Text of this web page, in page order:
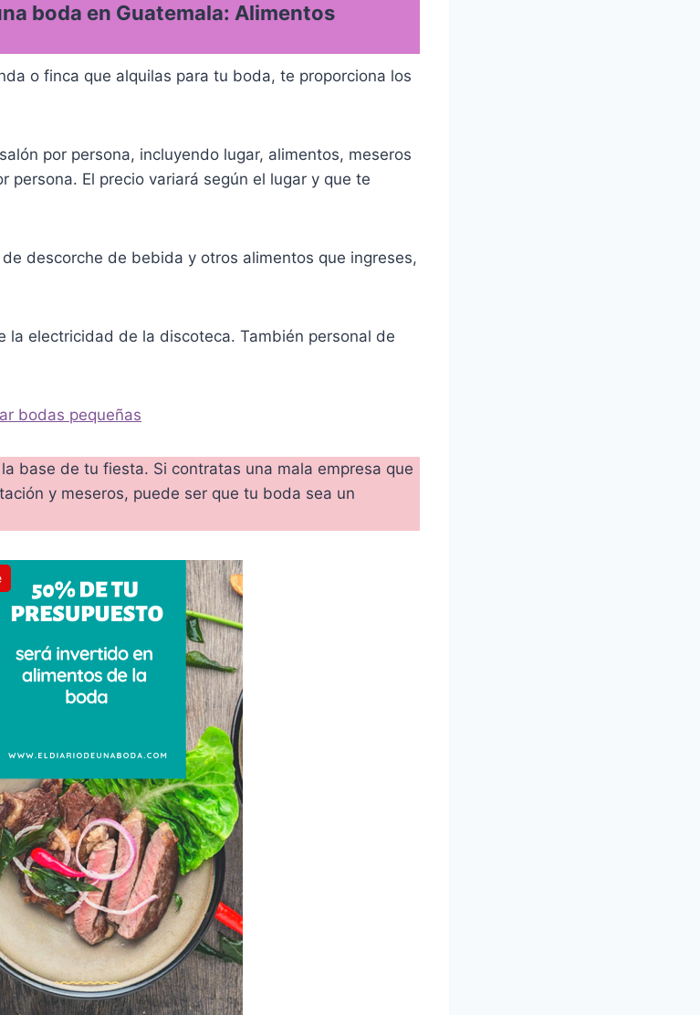
boda en Guatemala: Alimentos
o finca que alquilas para tu boda, te proporciona los
por persona, incluyendo lugar, alimentos, meseros
persona. El precio variará según el lugar y que te
descorche de bebida y otros alimentos que ingreses,
la electricidad de la discoteca. También personal de
bodas pequeñas
base de tu fiesta. Si contratas una mala empresa que
y meseros, puede ser que tu boda sea un